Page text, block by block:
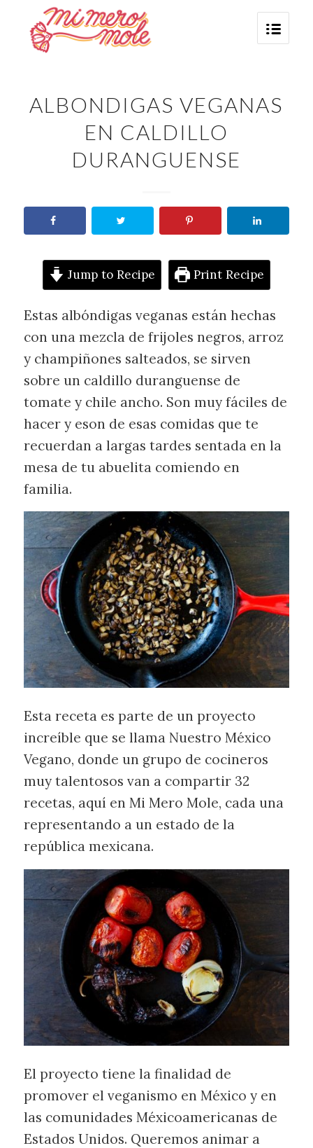
ALBONDIGAS VEGANAS
EN CALDILLO
DURANGUENSE
Jump to Recipe Print Recipe
Estas albóndigas veganas están hechas
con una mezcla de frijoles negros, arroz
y champiñones salteados, se sirven
sobre un caldillo duranguense de
tomate y chile ancho. Son muy fáciles de
hacer y eson de esas comidas que te
recuerdan a largas tardes sentada en la
mesa de tu abuelita comiendo en
familia.
Esta receta es parte de un proyecto
increíble que se llama Nuestro México
Vegano, donde un grupo de cocineros
muy talentosos van a compartir 32
recetas, aquí en Mi Mero Mole, cada una
representando a un estado de la
república mexicana.
El proyecto tiene la finalidad de
promover el veganismo en México y en
las comunidades Méxicoamericanas de
Estados Unidos. Queremos animar a